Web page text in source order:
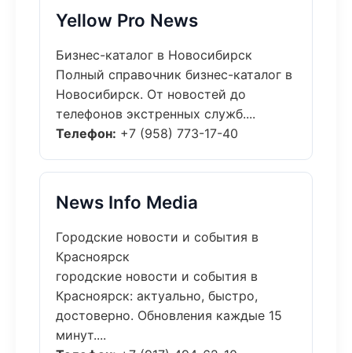
Yellow Pro News
Бизнес-каталог в Новосибирск
Полный справочник бизнес-каталог в
Новосибирск. От новостей до
телефонов экстренных служб....
Телефон: +7 (958) 773-17-40
News Info Media
Городские новости и события в
Красноярск
городские новости и события в
Красноярск: актуально, быстро,
достоверно. Обновления каждые 15
минут....